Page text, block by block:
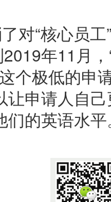
对“核心员
年11月
个极低的申
让申请人自
们的英语水